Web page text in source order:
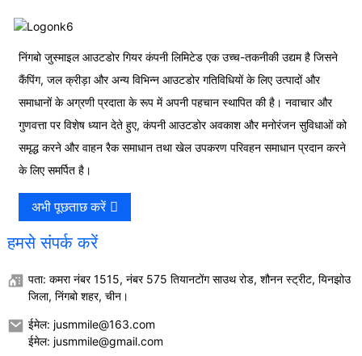
निंगबो जुस्माइल आउटडोर गियर कंपनी लिमिटेड एक उच्च-तकनीकी उद्यम है जिसने
कैंपिंग, जल क्रीड़ा और अन्य विभिन्न आउटडोर गतिविधियों के लिए उत्पादों और
समाधानों के अग्रणी प्रदाता के रूप में अपनी पहचान स्थापित की है। नवाचार और
गुणवत्ता पर विशेष ध्यान देते हुए, कंपनी आउटडोर अवकाश और मनोरंजन सुविधाओं को
समृद्ध करने और वाहन रैक समाधान तथा खेल उपकरण परिवहन समाधान प्रदान करने
के लिए समर्पित है।
अभी पूछताछ करें
हमसे संपर्क करें
पता: कमरा नंबर 1515, नंबर 575 तियानटोंग साउथ रोड, शौनन स्ट्रीट, यिनझोउ
जिला, निंगबो शहर, चीन।
ईमेल: jusmmile@163.com
ईमेल: jusmmile@gmail.com